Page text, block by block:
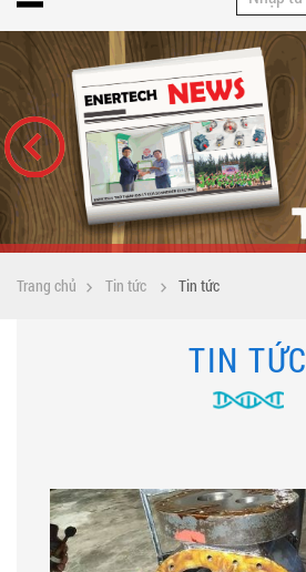
Trang chủ Tin tức Tin tức
TIN TỨC